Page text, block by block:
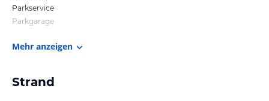
Parkservice
Parkgarage
Mehr anzeigen
Strand